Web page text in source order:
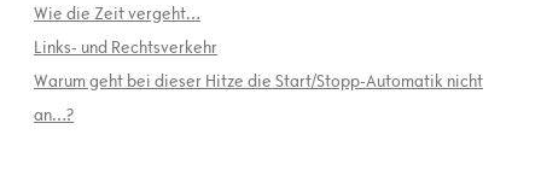
Wie die Zeit vergeht…
Links- und Rechtsverkehr
Warum geht bei dieser Hitze die Start/Stopp-Automatik nicht
an…?